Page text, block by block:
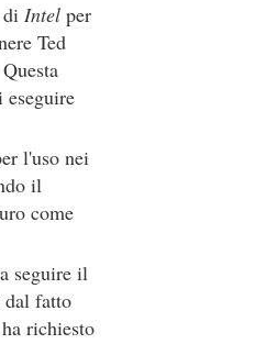
Intel per
Ted
l'uso nei
il
come
seguire il
dal fatto
richiesto